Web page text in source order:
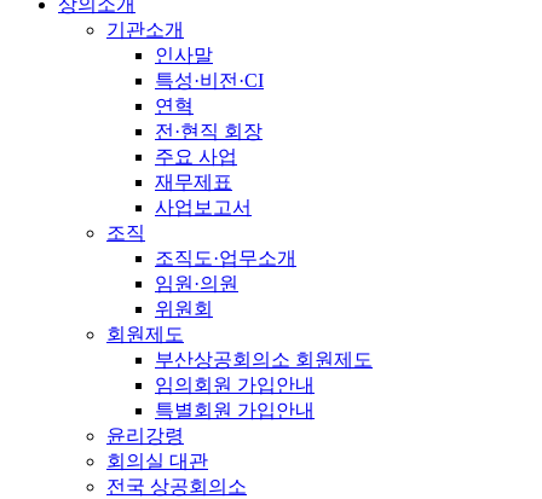
기관소개
인사말
특성·비전·CI
연혁
전·현직 회장
주요 사업
재무제표
사업보고서
조직
조직도·업무소개
임원·의원
위원회
회원제도
부산상공회의소 회원제도
임의회원 가입안내
특별회원 가입안내
윤리강령
회의실 대관
전국 상공회의소